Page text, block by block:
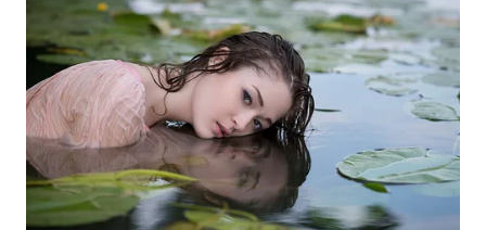
WN
PADANG
LAWAS
WN
SUMEDANG
WN